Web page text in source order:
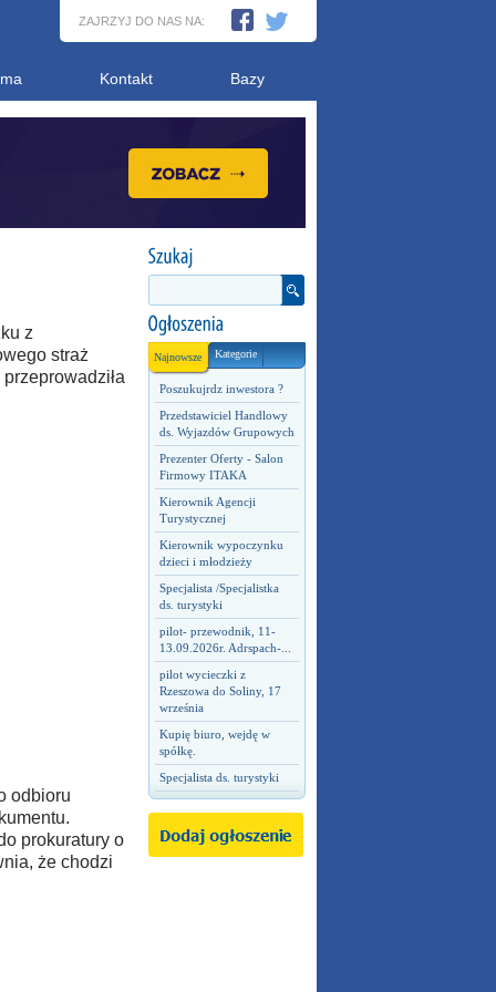
ZAJRZYJ DO NAS NA:
Kontakt Bazy
Najnowsze Kategorie
Poszukujrdz inwestora ?
Przedstawiciel Handlowy
ds. Wyjazdów Grupowych
Prezenter Oferty - Salon
Firmowy ITAKA
Kierownik Agencji
Turystycznej
Kierownik wypoczynku
dzieci i młodzieży
Specjalista /Specjalistka
ds. turystyki
pilot- przewodnik, 11-
13.09.2026r. Adrspach-...
pilot wycieczki z
Rzeszowa do Soliny, 17
września
Kupię biuro, wejdę w
spółkę.
Specjalista ds. turystyki
z
straż
odbioru
prokuratury o
że chodzi